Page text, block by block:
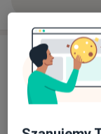
Aktualności
dr n. med.
Kielecka